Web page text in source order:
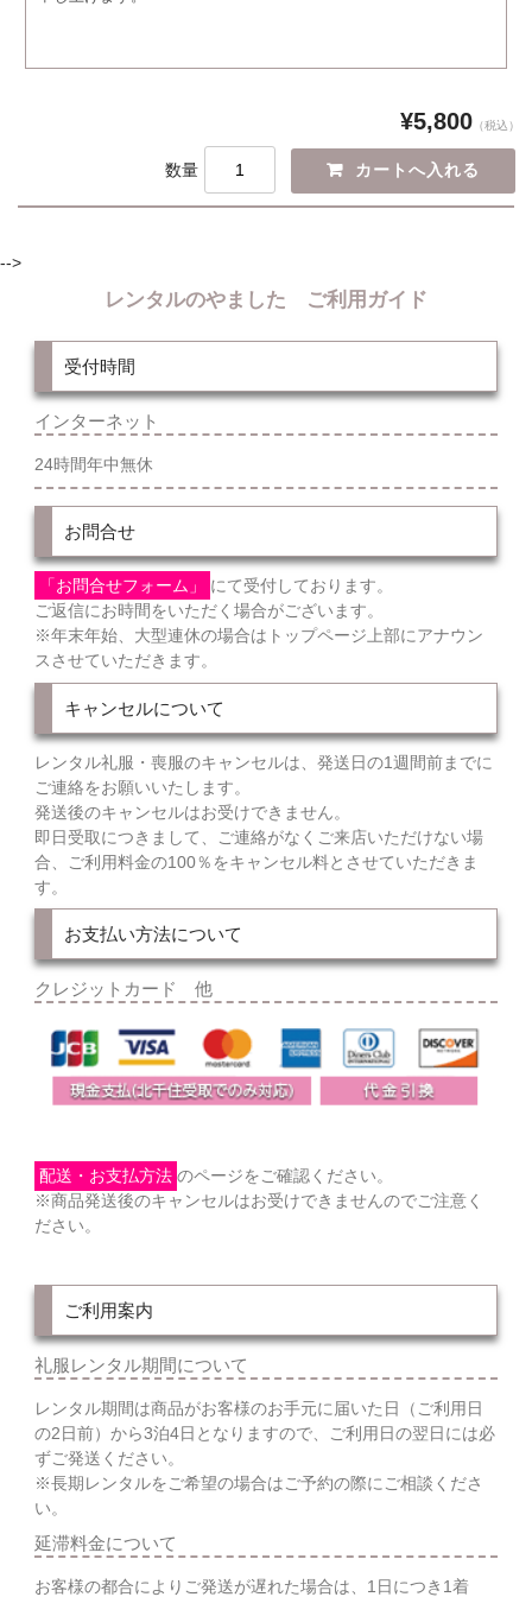
¥5,800 （税込）
数量
-->
レンタルのやました ご利用ガイド
受付時間
インターネット
24時間年中無休
お問合せ
「お問合せフォーム」
にて受付しております。
ご返信にお時間をいただく場合がございます。
※年末年始、大型連休の場合はトップページ上部にアナウン
スさせていただきます。
キャンセルについて
レンタル礼服・喪服のキャンセルは、発送日の1週間前までに
ご連絡をお願いいたします。
発送後のキャンセルはお受けできません。
即日受取につきまして、ご連絡がなくご来店いただけない場
合、ご利用料金の100％をキャンセル料とさせていただきま
す。
お支払い方法について
クレジットカード 他
配送・お支払方法 のページをご確認ください。
※商品発送後のキャンセルはお受けできませんのでご注意く
ださい。
ご利用案内
礼服レンタル期間について
レンタル期間は商品がお客様のお手元に届いた日（ご利用日
の2日前）から3泊4日となりますので、ご利用日の翌日には必
ずご発送ください。
※長期レンタルをご希望の場合はご予約の際にご相談くださ
い。
延滞料金について
お客様の都合によりご発送が遅れた場合は、1日につき1着